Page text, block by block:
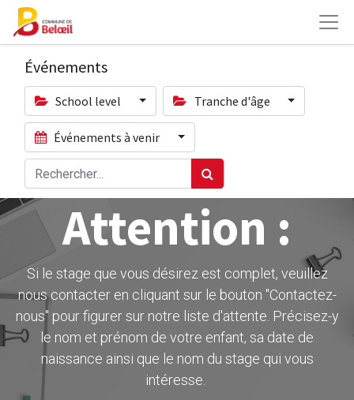
Événements
School level Tranche d'âge
Événements à venir
Attention :
Si le stage que vous désirez est complet, veuillez
nous contacter en cliquant sur le bouton ''Contactez-
nous" pour figurer sur notre liste d'attente. Précisez-y
le nom et prénom de votre enfant, sa date de
naissance ainsi que le nom du stage qui vous
intéresse.